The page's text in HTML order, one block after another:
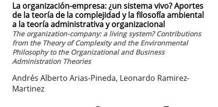
La organización-empresa: ¿un sistema vivo? Aportes
de la teoría de la complejidad y la filosofía ambiental
a la teoría administrativa y organizacional
The organization-company: a living system? Contributions
from the Theory of Complexity and the Environmental
Philosophy to the Organizational and Business
Administration Theories
Andrés Alberto Arias-Pineda, Leonardo Ramirez-
Martinez